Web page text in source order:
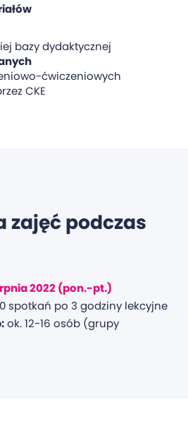
bazy dydaktycznej
ćwiczeniowych
CKE
zajęć podczas
2022 (pon.-pt.)
spotkań po 3 godziny lekcyjne
ok. 12-16 osób (grupy